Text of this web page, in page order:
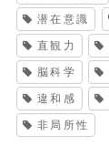
潜在意識
直観力
脳科学
違和感
非局所性